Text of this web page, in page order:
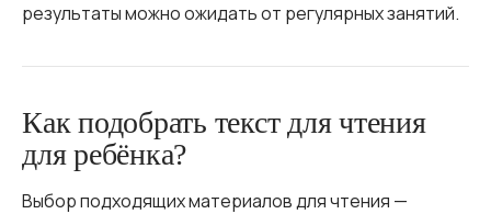
результаты можно ожидать от регулярных занятий.
Как подобрать текст для чтения
для ребёнка?
Выбор подходящих материалов для чтения —